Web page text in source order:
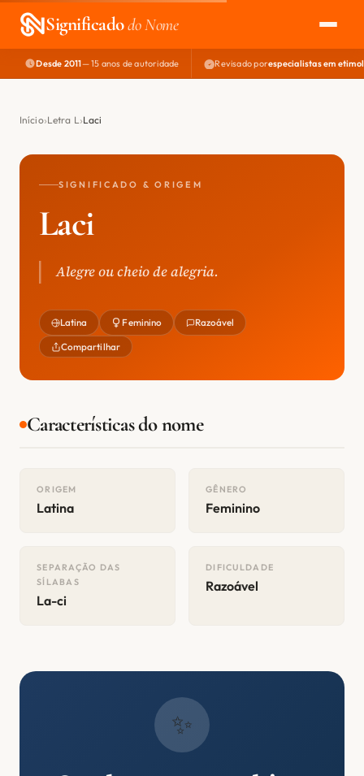
Significadodo Nome
EXPLORAR
NOME PERFEITO
Desde 2011— 15 anos de autoridade Revisado porespecialistas em
Início Letra L Laci
SIGNIFICADO & ORIGEM
Laci
Alegre ou cheio de alegria.
Latina Feminino Razoável
Compartilhar
Características do nome
ORIGEM
Latina
GÊNERO
Feminino
SEPARAÇÃO DAS
SÍLABAS
La-ci
DIFICULDADE
Razoável
✨